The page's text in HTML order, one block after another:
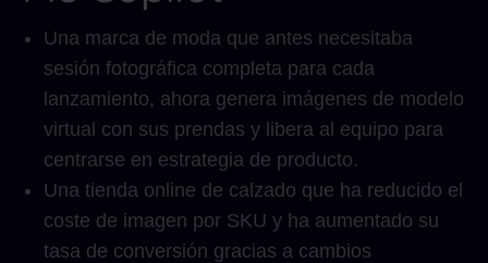
Una marca de moda que antes necesitaba
sesión fotográfica completa para cada
lanzamiento, ahora genera imágenes de modelo
virtual con sus prendas y libera al equipo para
centrarse en estrategia de producto.
Una tienda online de calzado que ha reducido el
coste de imagen por SKU y ha aumentado su
tasa de conversión gracias a cambios